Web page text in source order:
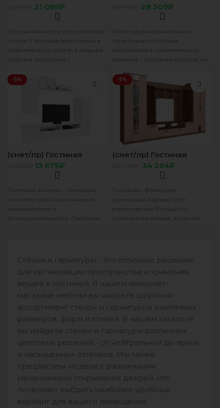
секция ТВ “Зодиак”
венге/дуб атланта
21 089₽
Эргономичное расположение
полок. Гостиная выполнена в
современном стиле, а модная
отделка зеркалом с
придаёт ей неповторимый
изысканный
Марта-11 (сосна карелия/
сосна карелия)
28 309₽
Многофункциональная и
практичная гостиная
выполнена в современном
дизайне – Гостиная состоит из
шкаф бельевой, средняя
секция),
-5%
(снят/пр) Гостиная
Аннели (белый/глянец
13 679₽
Гостиная Аннели – стильный
комплект для поклонников
минимализма и
функциональности. Гостиная
-5%
(снят/пр) Гостиная
“Венеция” ясень шимо/
дуб атланта нов
34 294₽
Гостиная «Венеция» –
идеальный вариант для
размещения большого
количества вещей, включая
Стенки и гарнитуры - это отличное решение
для организации пространства и хранения
вещей в гостиной. В нашем интернет-
магазине мебели вы найдете широкий
ассортимент стенок и гарнитуров различных
размеров, форм и стилей. В нашем каталоге
вы найдете стенки и гарнитуры различных
цветовых решений - от нейтральных до ярких
и насыщенных оттенков. Мы также
предлагаем модели с различными
механизмами открывания дверей, что
позволяет выбрать наиболее удобный
вариант для вашего помещения.